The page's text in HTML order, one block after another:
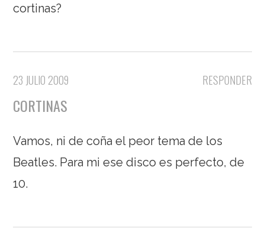
cortinas?
RESPONDER
23 JULIO 2009
CORTINAS
Vamos, ni de coña el peor tema de los
Beatles. Para mi ese disco es perfecto, de
10.